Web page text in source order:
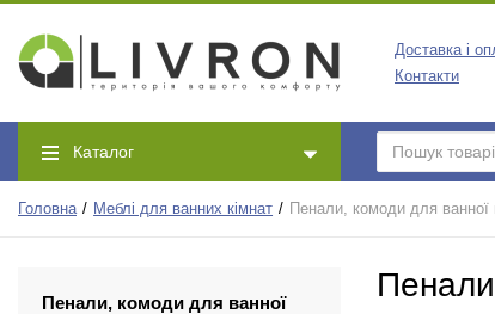
Доставка і
Контакти
Каталог
Головна Меблі для ванних кімнат Пенали, комоди для ванної
Пенали, комоди для ванної